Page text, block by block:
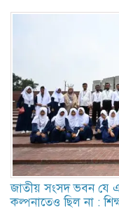
জাতীয় সংসদ ভবন যে
কল্পনাতেও ছিল না :